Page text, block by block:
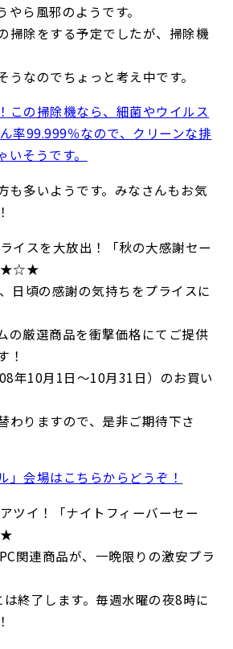
ら風邪のようです。
掃除をする予定でしたが、掃除機
うなのでちょっと考え中です。
この掃除機なら、細菌やウイルス
率99.999％なので、クリーンな排
そうです。
も多いようです。みなさんもお気
スを大放出！「秋の大感謝セー
日頃の感謝の気持ちをプライスに
の厳選商品を衝撃価格にてご提供
！
年10月1日～10月31日）のお買い
わりますので、是非ご期待下さ
」会場はこちらからどうぞ！
イ！「ナイトフィーバーセー
関連商品が、一晩限りの激安プラ
終了します。毎週水曜の夜8時に